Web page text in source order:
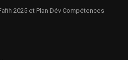
2025 et Plan Dév Compétences